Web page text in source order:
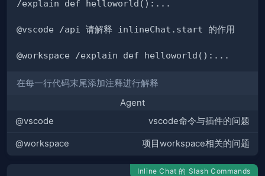
在每一行代码末尾添加注释进行解释
Agent
@vscode
vscode命令与插件的问题
@workspace 项目workspace相关的问题
Inline Chat 的 Slash Commands